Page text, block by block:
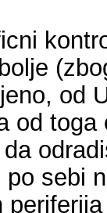
od
od
sebi